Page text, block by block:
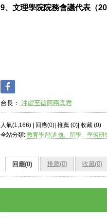
9、文理學院院務會議代表（
台長： 沖虛至德阿兩真君
人氣(1,166) | 回應(0)| 推薦 (0)| 收藏 (0)
全站分類: 教育學習(進修、留學、學術研
回應(0) 推薦(0) 收藏(0)